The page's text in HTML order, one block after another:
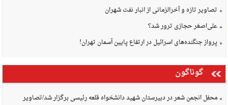
تصاویر تازه و آخرالزمانی از انبار نفت شهران
علی‌اصغر حجازی ترور شد؟
پرواز جنگنده‌های اسرائیل در ارتفاع پایین آسمان تهران!
گوناگون
محفل انجمن شعر در دبیرستان شهید دانشخواه قلعه رئیسی برگزار شد/تصاویر